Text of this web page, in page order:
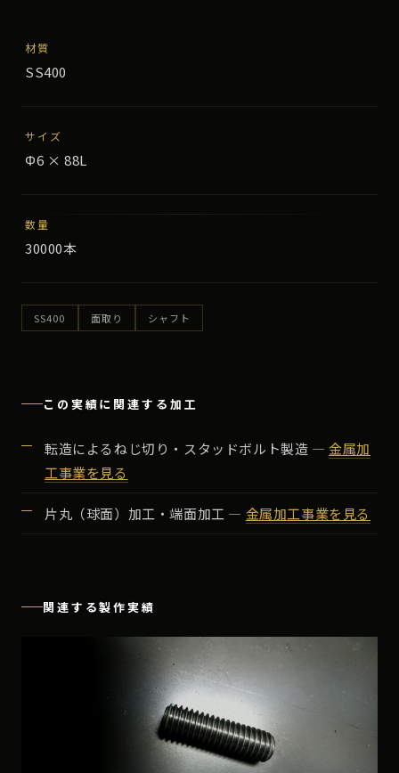
材質
SS400
サイズ
Φ6 × 88L
数量
30000本
SS400 面取り シャフト
この実績に関連する加工
転造によるねじ切り・スタッドボルト製造 ―金属加
工事業を見る
片丸（球面）加工・端面加工 ― 金属加工事業を見る
関連する製作実績